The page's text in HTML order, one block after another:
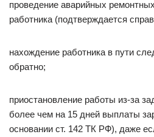
проведение аварийных
работника (подтверждается
нахождение работника в пути
обратно;
приостановление работы из-за
более чем на 15 дней выплаты
основании ст. 142 ТК РФ), даже